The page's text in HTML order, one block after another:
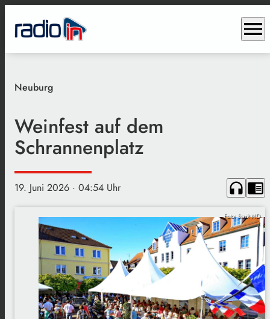
menu
Neuburg
Weinfest auf dem
Schrannenplatz
19. Juni 2026 · 04:54 Uhr headphones chrome_reader_mode
Foto: Stadt ND